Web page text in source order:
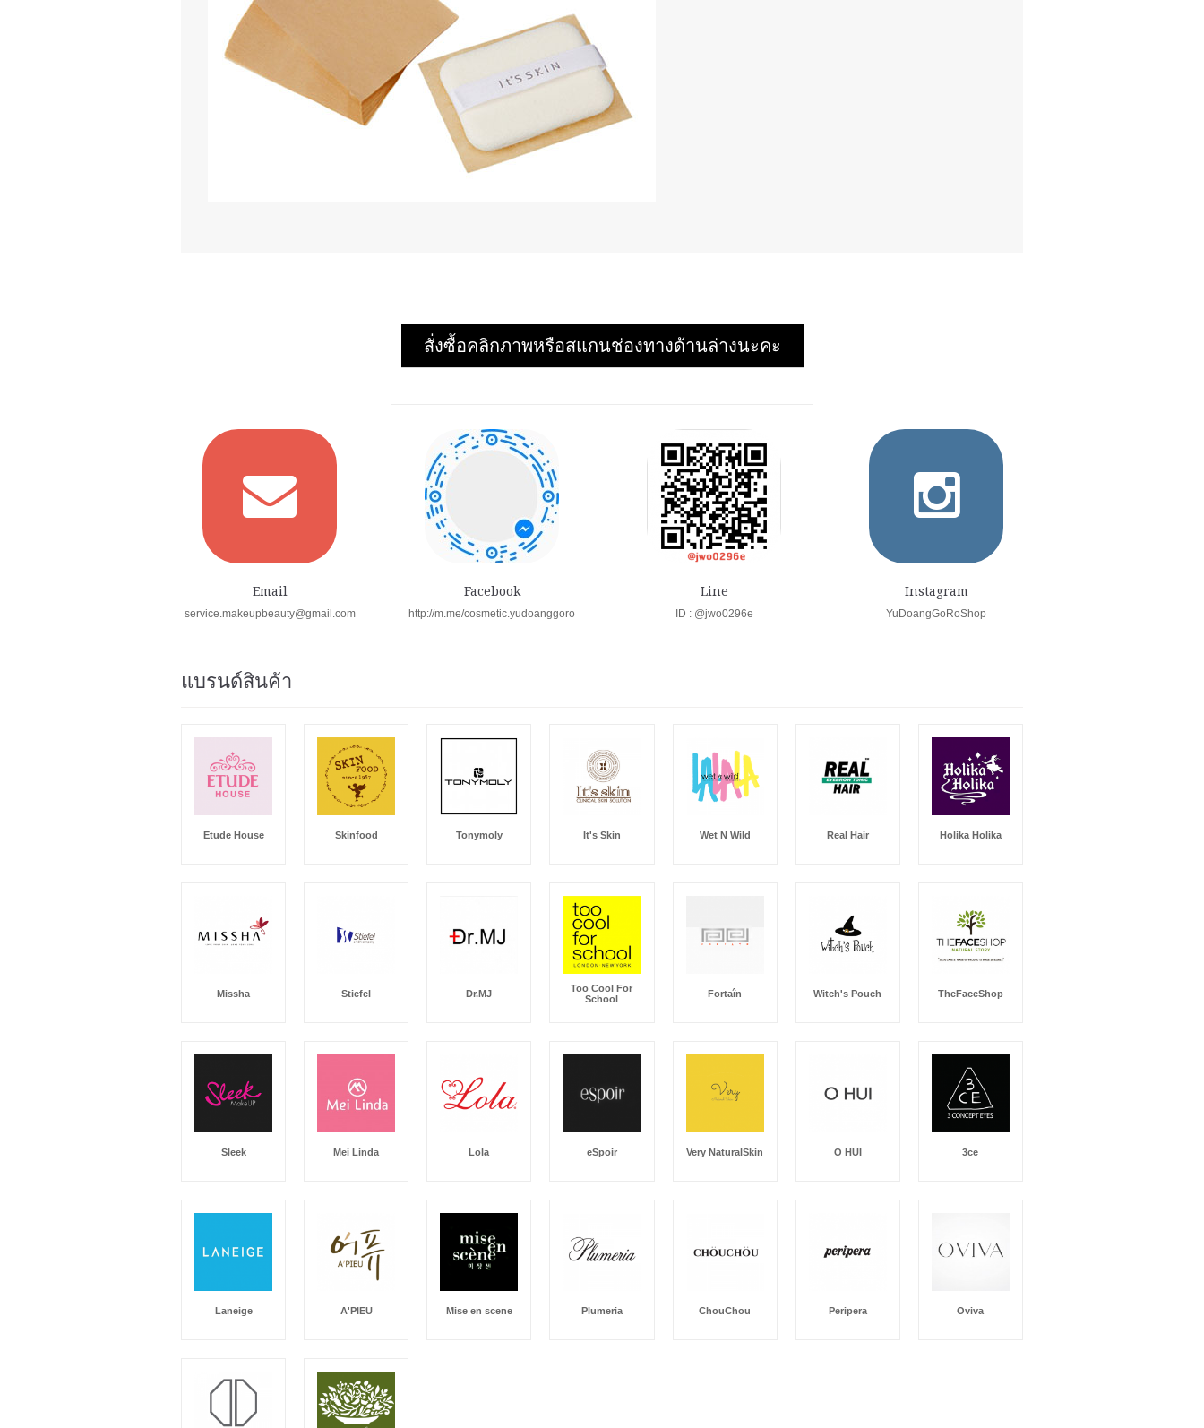
สั่งซื้อคลิกภาพหรือสแกนช่องทางด้านล่างนะคะ
Email
service.makeupbeauty@gmail.com
Facebook
http://m.me/cosmetic.yudoanggoro
Line
ID : @jwo0296e
Instagram
YuDoangGoRoShop
แบรนด์สินค้า
Etude House Skinfood Tonymoly It's Skin Wet N Wild Real Hair Holika Holika
Missha Stiefel Dr.MJ
Too Cool For
School
Fortaîn Witch's Pouch TheFaceShop
Sleek Mei Linda Lola eSpoir Very NaturalSkin O HUI 3ce
Laneige A'PIEU Mise en scene Plumeria ChouChou Peripera Oviva